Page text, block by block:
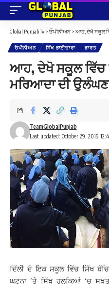
Global Punjab Tv > ਓਪੀਨੀਅਨ > ਆਹ, ਦੇਖੋ ਸਕੂਲ
ਓਪੀਨੀਅਨ ਸਿੱਖ ਭਾਈਚਾਰਾ ਭਾਰਤ
ਆਹ, ਦੇਖੋ ਸਕੂਲ ਵਿੱਚ
ਮਰਿਆਦਾ ਦੀ
Last updated: October 29, 2019
TeamGlobalPunjab
ਦਿੱਲੀ ਦੇ ਇਕ ਸਕੂਲ ਵਿੱਚ ਸਿੱਖ
ਘਟਨਾ ‘ਤੇ ਸਿੱਖ ਹਲਕਿਆਂ ‘ਚ